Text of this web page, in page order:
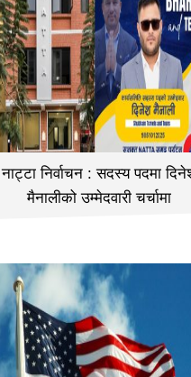
नाट्टा निर्वाचन : सदस्य पदमा
मैनालीको उम्मेदवारी चर्चामा